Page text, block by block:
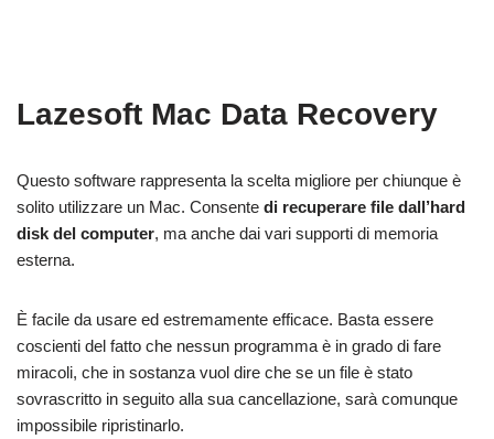
Lazesoft Mac Data Recovery
Questo software rappresenta la scelta migliore per chiunque è
solito utilizzare un Mac. Consente di recuperare file dall’hard
disk del computer, ma anche dai vari supporti di memoria
esterna.
È facile da usare ed estremamente efficace. Basta essere
coscienti del fatto che nessun programma è in grado di fare
miracoli, che in sostanza vuol dire che se un file è stato
sovrascritto in seguito alla sua cancellazione, sarà comunque
impossibile ripristinarlo.